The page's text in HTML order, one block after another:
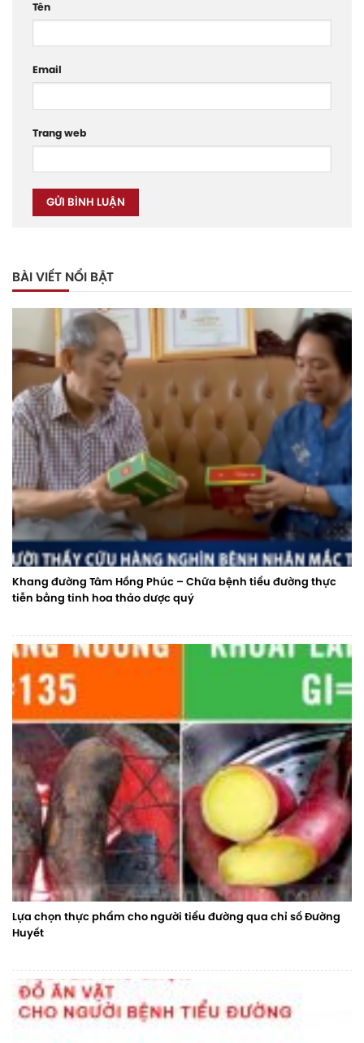
Tên
Email
Trang web
BÀI VIẾT NỔI BẬT
Khang đường Tâm Hồng Phúc – Chữa bệnh tiểu đường thực
tiễn bằng tinh hoa thảo dược quý
Lựa chọn thực phẩm cho người tiểu đường qua chỉ số Đường
Huyết